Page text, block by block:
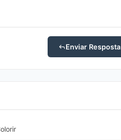
Enviar Resposta